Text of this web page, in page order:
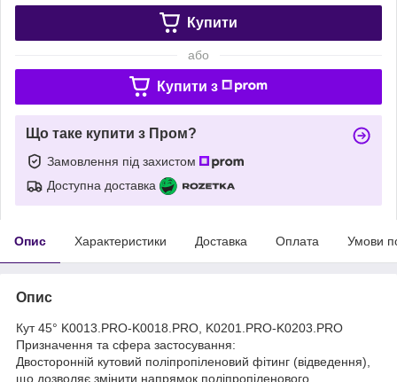
Купити
або
Купити з
Що таке купити з Пром?
Замовлення під захистом
Доступна доставка
Опис Характеристики Доставка Оплата Умови
Опис
Кут 45° K0013.PRO-K0018.PRO, K0201.PRO-K0203.PRO
Призначення та сфера застосування:
Двосторонній кутовий поліпропіленовий фітинг (відведення),
що дозволяє змінити напрямок поліпропіленового